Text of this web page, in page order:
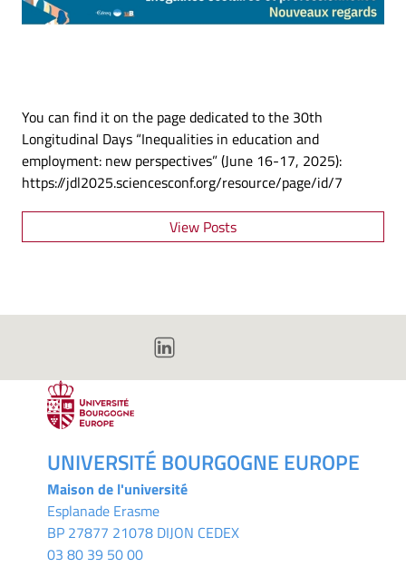
You can find it on the page dedicated to the 30th
Longitudinal Days “Inequalities in education and
employment: new perspectives” (June 16-17, 2025):
https://jdl2025.sciencesconf.org/resource/page/id/7
View Posts
UNIVERSITÉ BOURGOGNE EUROPE
Maison de l'université
Esplanade Erasme
BP 27877 21078 DIJON CEDEX
03 80 39 50 00